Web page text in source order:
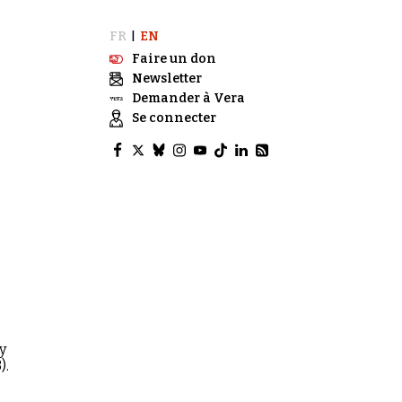
FR
EN
Faire un don
Newsletter
Demander à Vera
Se connecter